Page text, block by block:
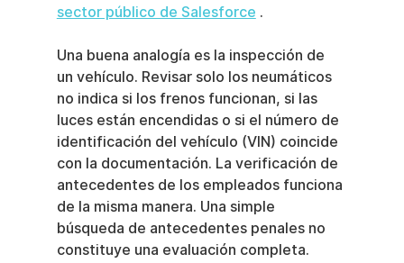
sector público de Salesforce .
Una buena analogía es la inspección de
un vehículo. Revisar solo los neumáticos
no indica si los frenos funcionan, si las
luces están encendidas o si el número de
identificación del vehículo (VIN) coincide
con la documentación. La verificación de
antecedentes de los empleados funciona
de la misma manera. Una simple
búsqueda de antecedentes penales no
constituye una evaluación completa.